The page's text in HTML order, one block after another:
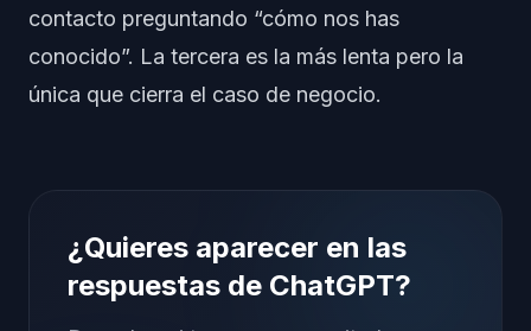
contacto preguntando “cómo nos has
conocido”. La tercera es la más lenta pero la
única que cierra el caso de negocio.
¿Quieres aparecer en las
respuestas de ChatGPT?